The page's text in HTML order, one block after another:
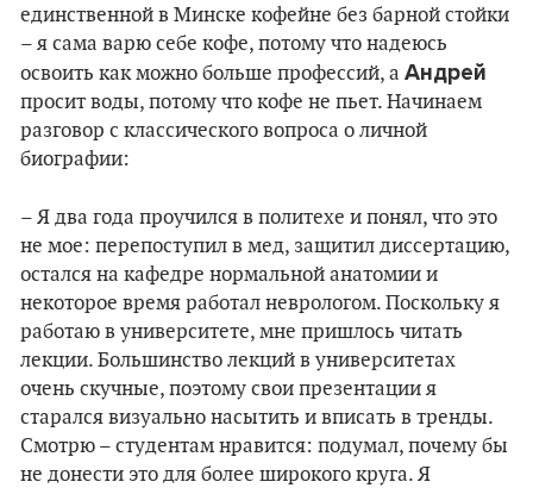
единственной в Минске кофейне без барной стойки
– я сама варю себе кофе, потому что надеюсь
освоить как можно больше профессий, а Андрей
просит воды, потому что кофе не пьет. Начинаем
разговор с классического вопроса о личной
биографии:
– Я два года проучился в политехе и понял, что это
не мое: перепоступил в мед, защитил диссертацию,
остался на кафедре нормальной анатомии и
некоторое время работал неврологом. Поскольку я
работаю в университете, мне пришлось читать
лекции. Большинство лекций в университетах
очень скучные, поэтому свои презентации я
старался визуально насытить и вписать в тренды.
Смотрю – студентам нравится: подумал, почему бы
не донести это для более широкого круга. Я